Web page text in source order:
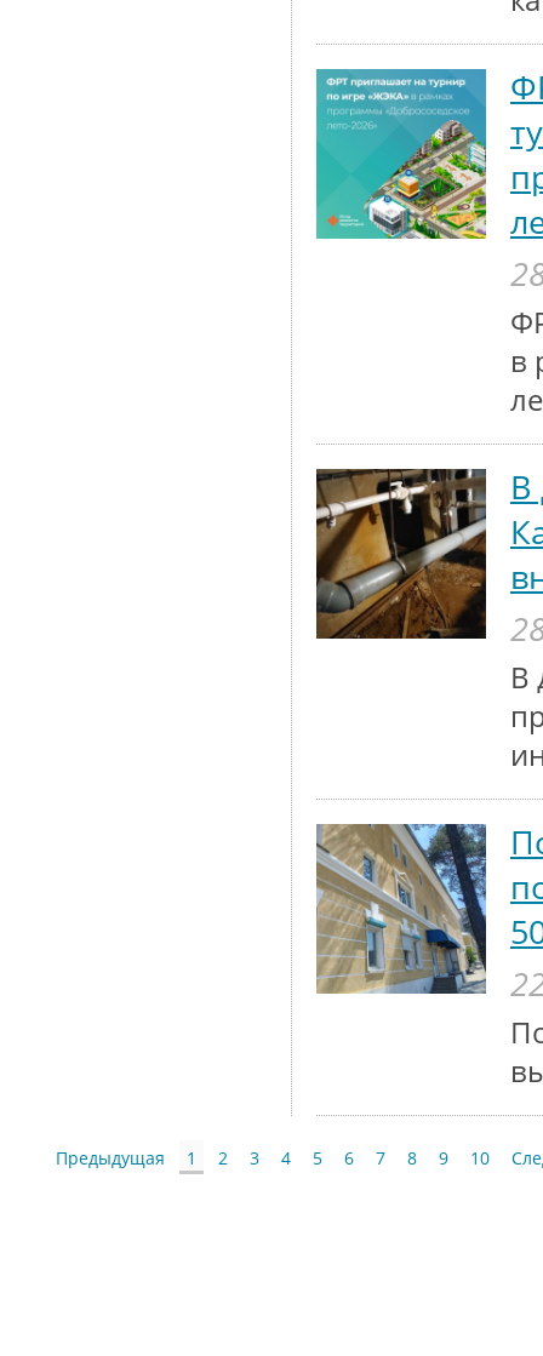
в
В
В
Предыдущая 1 2 3 4 5 6 7 8 9 10